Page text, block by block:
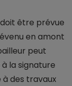
être prévue
en amont
peut
la signature
à des travaux